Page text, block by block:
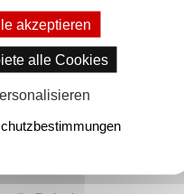
akzeptieren
alle Cookies